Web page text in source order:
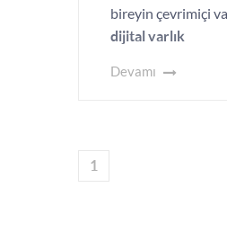
bireyin çevrimiçi
dijital varlık
Devamı
1